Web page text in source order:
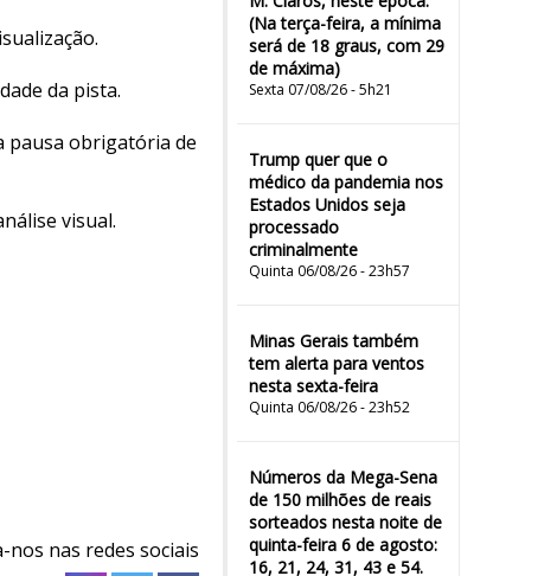
(Na terça-feira, a mínima
será de 18 graus, com 29
de máxima)
Sexta 07/08/26 - 5h21
Trump quer que o
médico da pandemia nos
Estados Unidos seja
processado
criminalmente
Quinta 06/08/26 - 23h57
Minas Gerais também
tem alerta para ventos
nesta sexta-feira
Quinta 06/08/26 - 23h52
Números da Mega-Sena
de 150 milhões de reais
sorteados nesta noite de
quinta-feira 6 de agosto:
16, 21, 24, 31, 43 e 54.
da pista.
pausa obrigatória de
visual.
nos nas redes sociais